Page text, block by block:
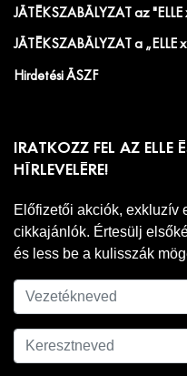
JÁTÉKSZABÁLYZAT az
JÁTÉKSZABÁLYZAT a
Hirdetési ÁSZF
IRATKOZZ FEL AZ ELLE
HÍRLEVELÉRE!
Előfizetői akciók, exkluzív
cikkajánlók. Értesülj
és less be a kulisszák